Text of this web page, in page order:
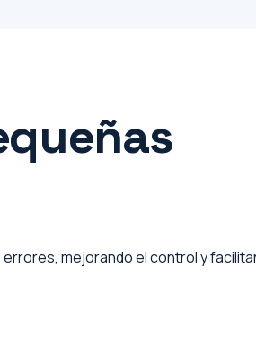
mejorando el control y